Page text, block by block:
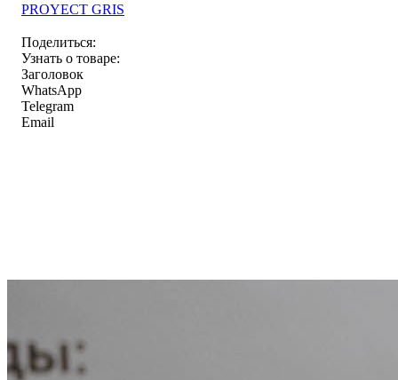
PROYECT GRIS
Поделиться:
Узнать о товаре:
Заголовок
WhatsApp
Telegram
Email